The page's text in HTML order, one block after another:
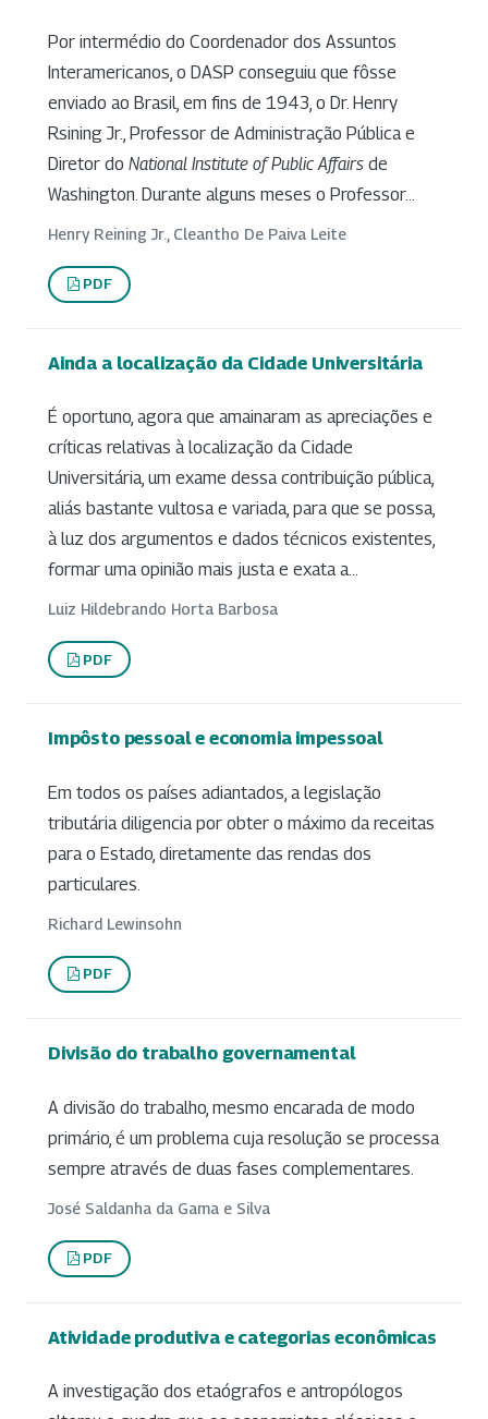
Por intermédio do Coordenador dos Assuntos
Interamericanos, o DASP conseguiu que fôsse
enviado ao Brasil, em fins de 1943, o Dr. Henry
Rsining Jr., Professor de Administração Pública e
Diretor do National Institute of Public Affairs de
Washington. Durante alguns meses o Professor...
Henry Reining Jr., Cleantho De Paiva Leite
PDF
Ainda a localização da Cidade Universitária
É oportuno, agora que amainaram as apreciações e
críticas relativas à localização da Cidade
Universitária, um exame dessa contribuição pública,
aliás bastante vultosa e variada, para que se possa,
à luz dos argumentos e dados técnicos existentes,
formar uma opinião mais justa e exata a...
Luiz Hildebrando Horta Barbosa
PDF
Impôsto pessoal e economia impessoal
Em todos os países adiantados, a legislação
tributária diligencia por obter o máximo da receitas
para o Estado, diretamente das rendas dos
particulares.
Richard Lewinsohn
PDF
Divisão do trabalho governamental
A divisão do trabalho, mesmo encarada de modo
primário, é um problema cuja resolução se processa
sempre através de duas fases complementares.
José Saldanha da Gama e Silva
PDF
Atividade produtiva e categorias econômicas
A investigação dos etaógrafos e antropólogos